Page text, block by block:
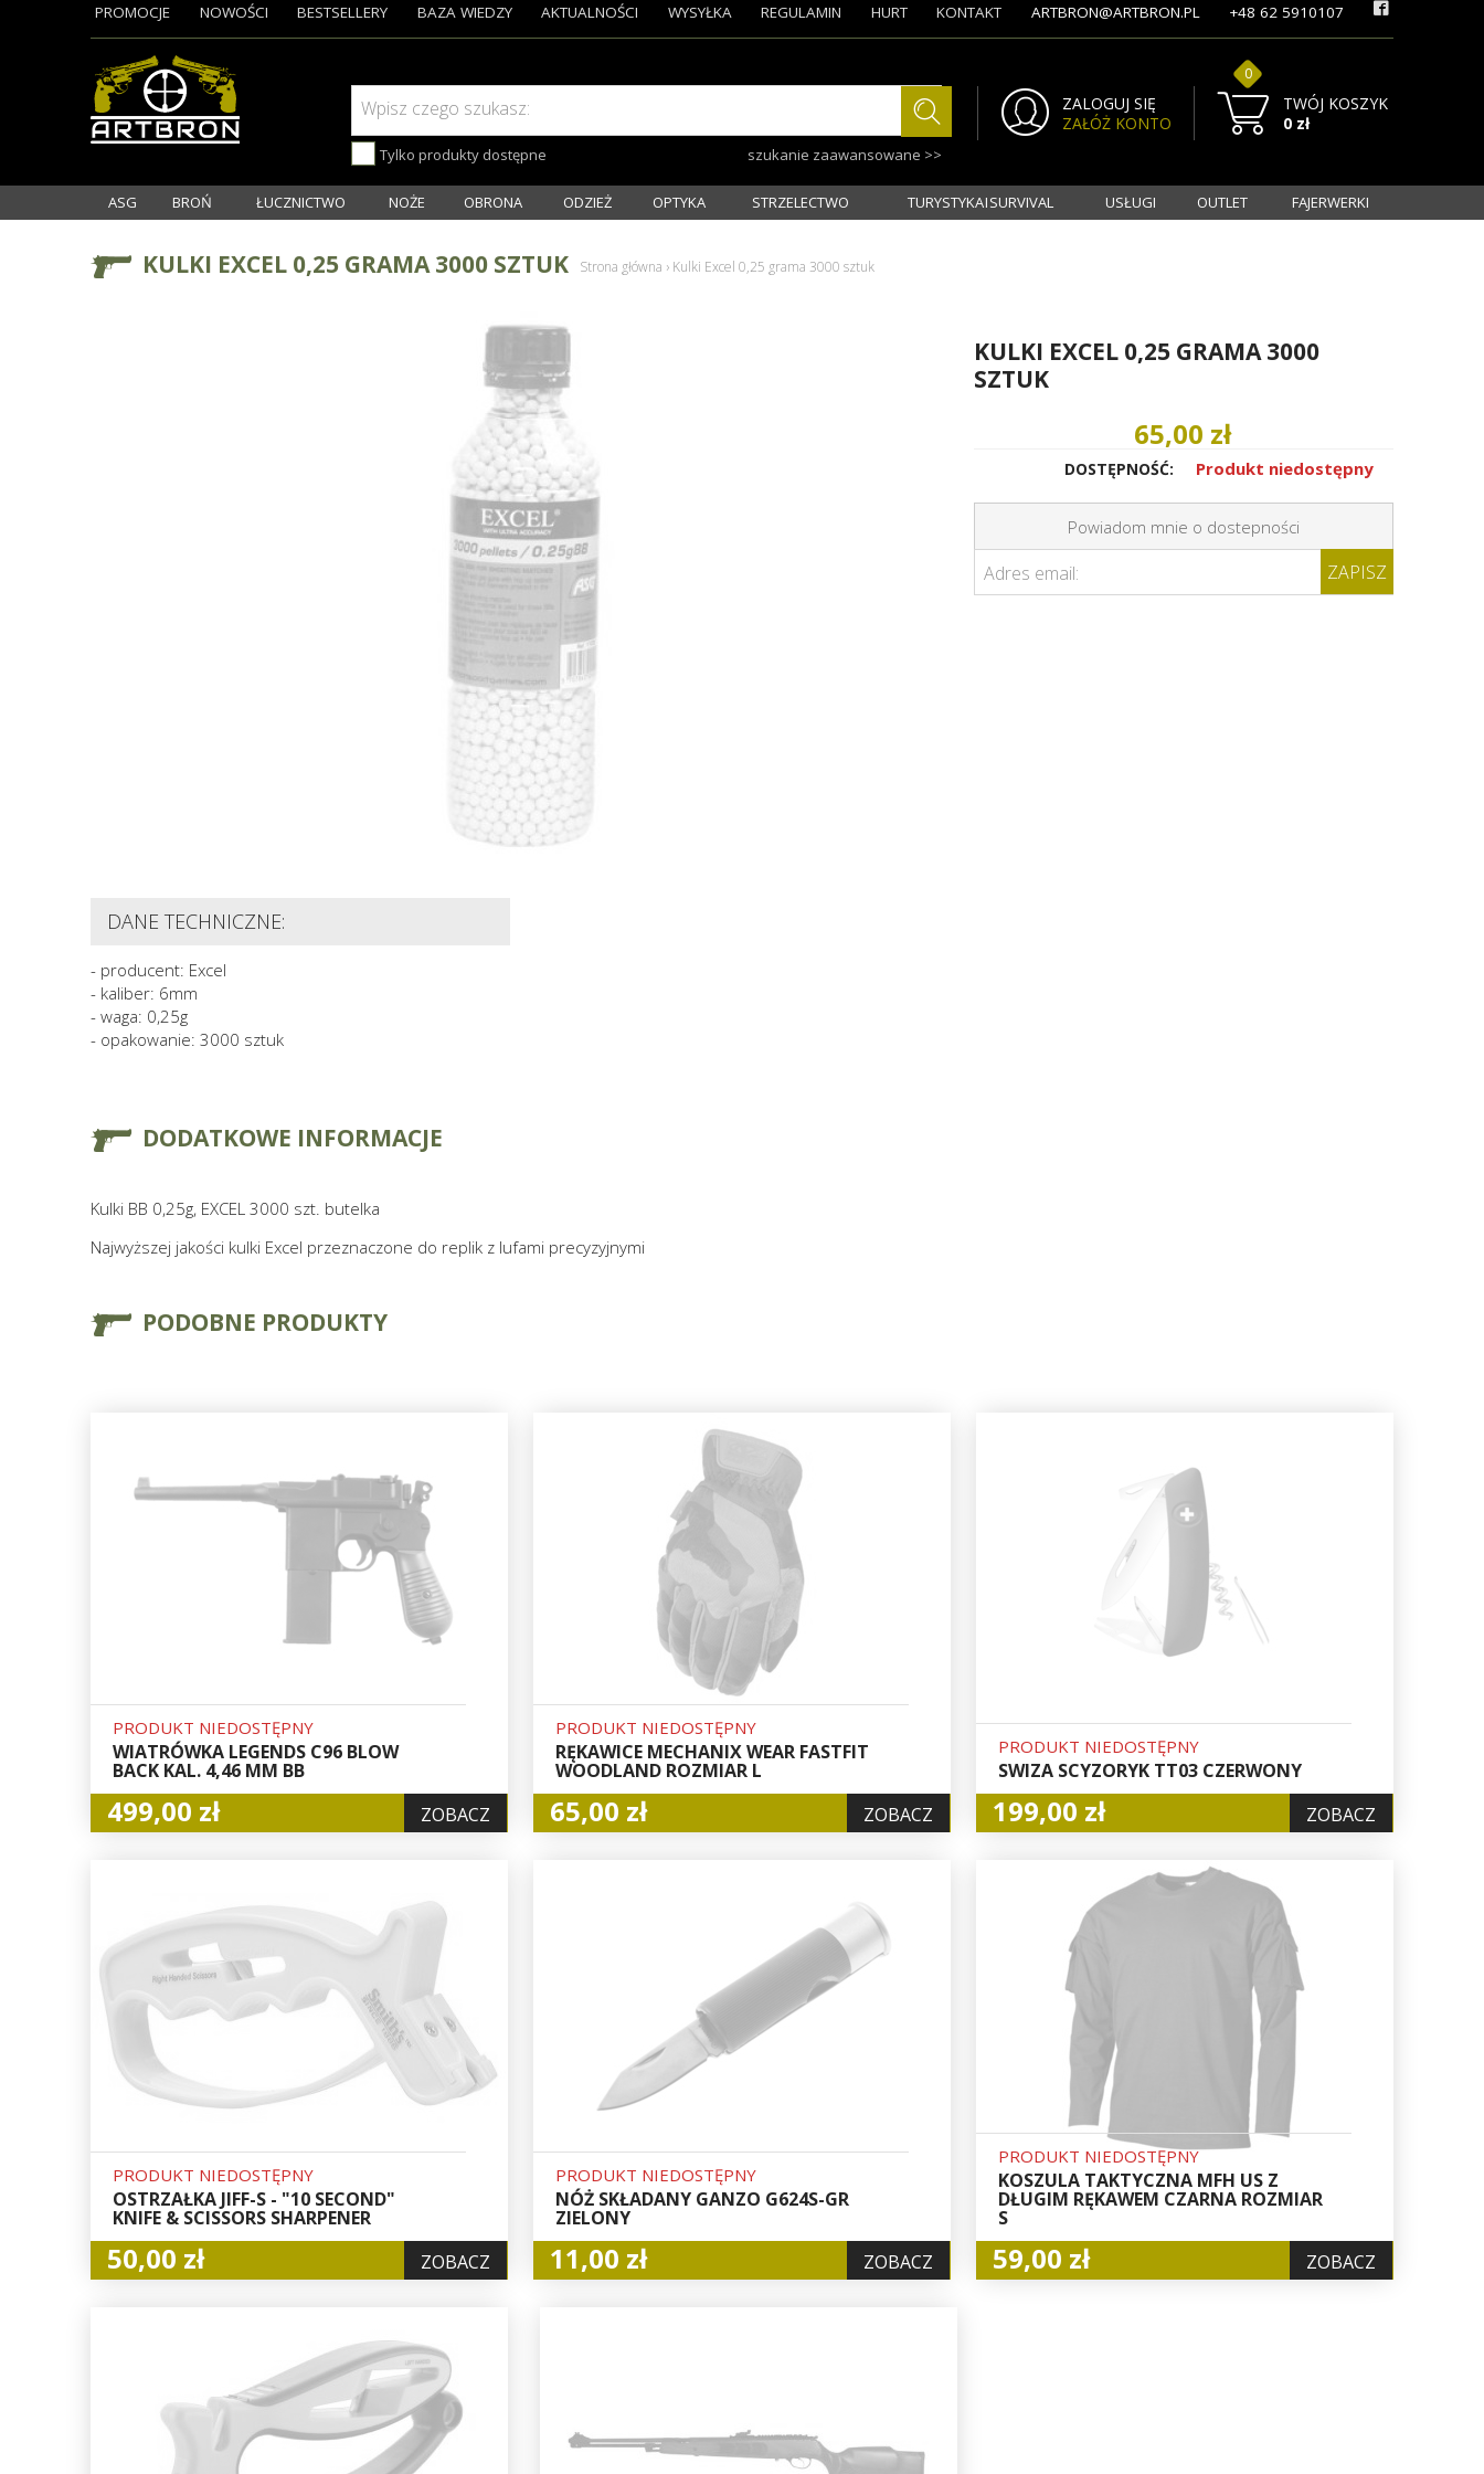
Wpisz czego szukasz:
Tylko produkty dostępne szukanie zaawansowane >>
ZALOGUJ SIĘ
ZAŁÓŻ KONTO
TWÓJ KOSZYK
0
0 zł
PROMOCJE NOWOŚCI BESTSELLERY BAZA WIEDZY AKTUALNOŚCI WYSYŁKA REGULAMIN HURT KONTAKT ARTBRON@ARTBRON.PL +48 62 5910107
ASG BROŃ ŁUCZNICTWO NOŻE OBRONA ODZIEŻ OPTYKA STRZELECTWO TURYSTYKA I SURVIVAL USŁUGI OUTLET FAJERWERKI
KULKI EXCEL 0,25 GRAMA 3000 SZTUK Strona główna › Kulki Excel 0,25 grama 3000 sztuk
KULKI EXCEL 0,25 GRAMA 3000
SZTUK
65,00 zł
DOSTĘPNOŚĆ: Produkt niedostępny
Powiadom mnie o dostepności
Adres email: ZAPISZ
DANE TECHNICZNE:
- producent: Excel
- kaliber: 6mm
- waga: 0,25g
- opakowanie: 3000 sztuk
DODATKOWE INFORMACJE
Kulki BB 0,25g, EXCEL 3000 szt. butelka
Najwyższej jakości kulki Excel przeznaczone do replik z lufami precyzyjnymi
PODOBNE PRODUKTY
PRODUKT NIEDOSTĘPNY
WIATRÓWKA LEGENDS C96 BLOW
BACK KAL. 4,46 MM BB
499,00 zł ZOBACZ
PRODUKT NIEDOSTĘPNY
RĘKAWICE MECHANIX WEAR FASTFIT
WOODLAND ROZMIAR L
65,00 zł ZOBACZ
PRODUKT NIEDOSTĘPNY
SWIZA SCYZORYK TT03 CZERWONY
199,00 zł ZOBACZ
PRODUKT NIEDOSTĘPNY
OSTRZAŁKA JIFF-S - "10 SECOND"
KNIFE & SCISSORS SHARPENER
50,00 zł ZOBACZ
PRODUKT NIEDOSTĘPNY
NÓŻ SKŁADANY GANZO G624S-GR
ZIELONY
11,00 zł ZOBACZ
PRODUKT NIEDOSTĘPNY
KOSZULA TAKTYCZNA MFH US Z
DŁUGIM RĘKAWEM CZARNA ROZMIAR
S
59,00 zł ZOBACZ